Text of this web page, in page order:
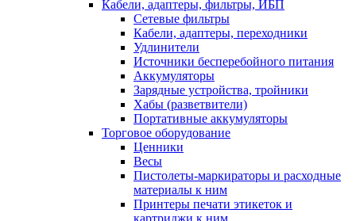
Кабели, адаптеры, фильтры, ИБП
Сетевые фильтры
Кабели, адаптеры, переходники
Удлинители
Источники бесперебойного питания
Аккумуляторы
Зарядные устройства, тройники
Хабы (разветвители)
Портативные аккумуляторы
Торговое оборудование
Ценники
Весы
Пистолеты-маркираторы и расходные
материалы к ним
Принтеры печати этикеток и